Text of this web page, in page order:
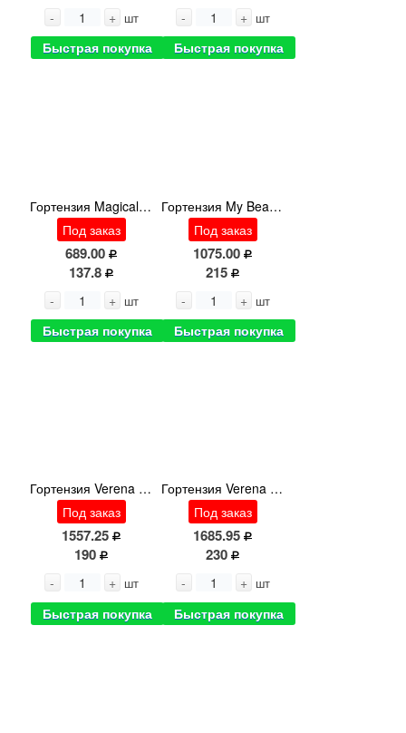
- + шт
Быстрая покупка
- + шт
Быстрая покупка
Гортензия Magical Ocean
Под заказ
689.00
137.8
- + шт
Быстрая покупка
Гортензия My Beau Salm
Под заказ
1075.00
215
- + шт
Быстрая покупка
Гортензия Verena 65см
Под заказ
1557.25
190
- + шт
Быстрая покупка
Гортензия Verena Blue 65cm
Под заказ
1685.95
230
- + шт
Быстрая покупка